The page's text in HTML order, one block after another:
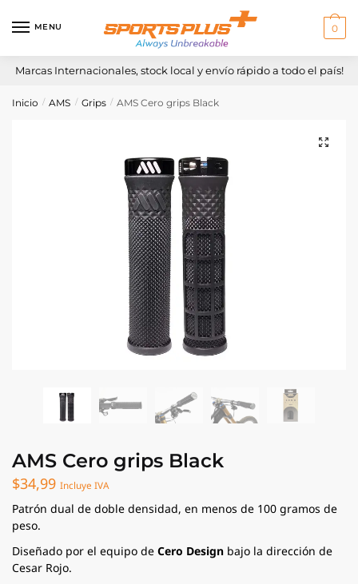
MENU 0
Marcas Internacionales, stock local y envío rápido a todo el país!
Inicio / AMS / Grips / AMS Cero grips Black
AMS Cero grips Black
$34,99 Incluye IVA
Patrón dual de doble densidad, en menos de 100 gramos de
peso.
Diseñado por el equipo deCero Designbajo la dirección de
Cesar Rojo.